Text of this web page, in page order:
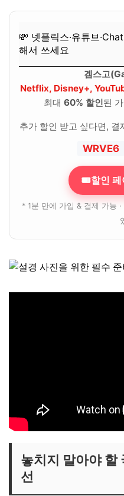
💸 넷플릭스·유튜브
해서 쓰세요
겜스고
Netflix, Disney+,
최대 60% 할인된
추가 할인 받고 싶다면, 결
WRVE6
🎟할인 페
* 1분 만에 가입 & 결제 가능
놓치지 말아야 할
선